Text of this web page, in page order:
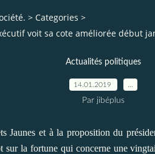
> Categories >
voit sa cote améliorée début
Actualités politiques
14.01.2019
Par jibéplus
Jaunes et à la proposition du
sur la fortune qui concerne une